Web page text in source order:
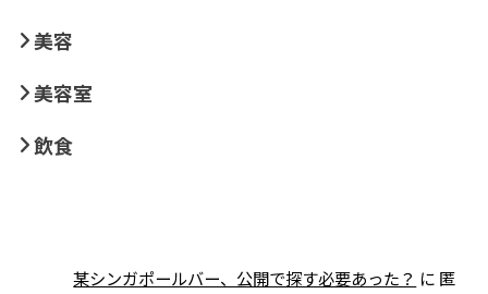
美容
美容室
飲食
某シンガポールバー、公開で探す必要あった？ に 匿